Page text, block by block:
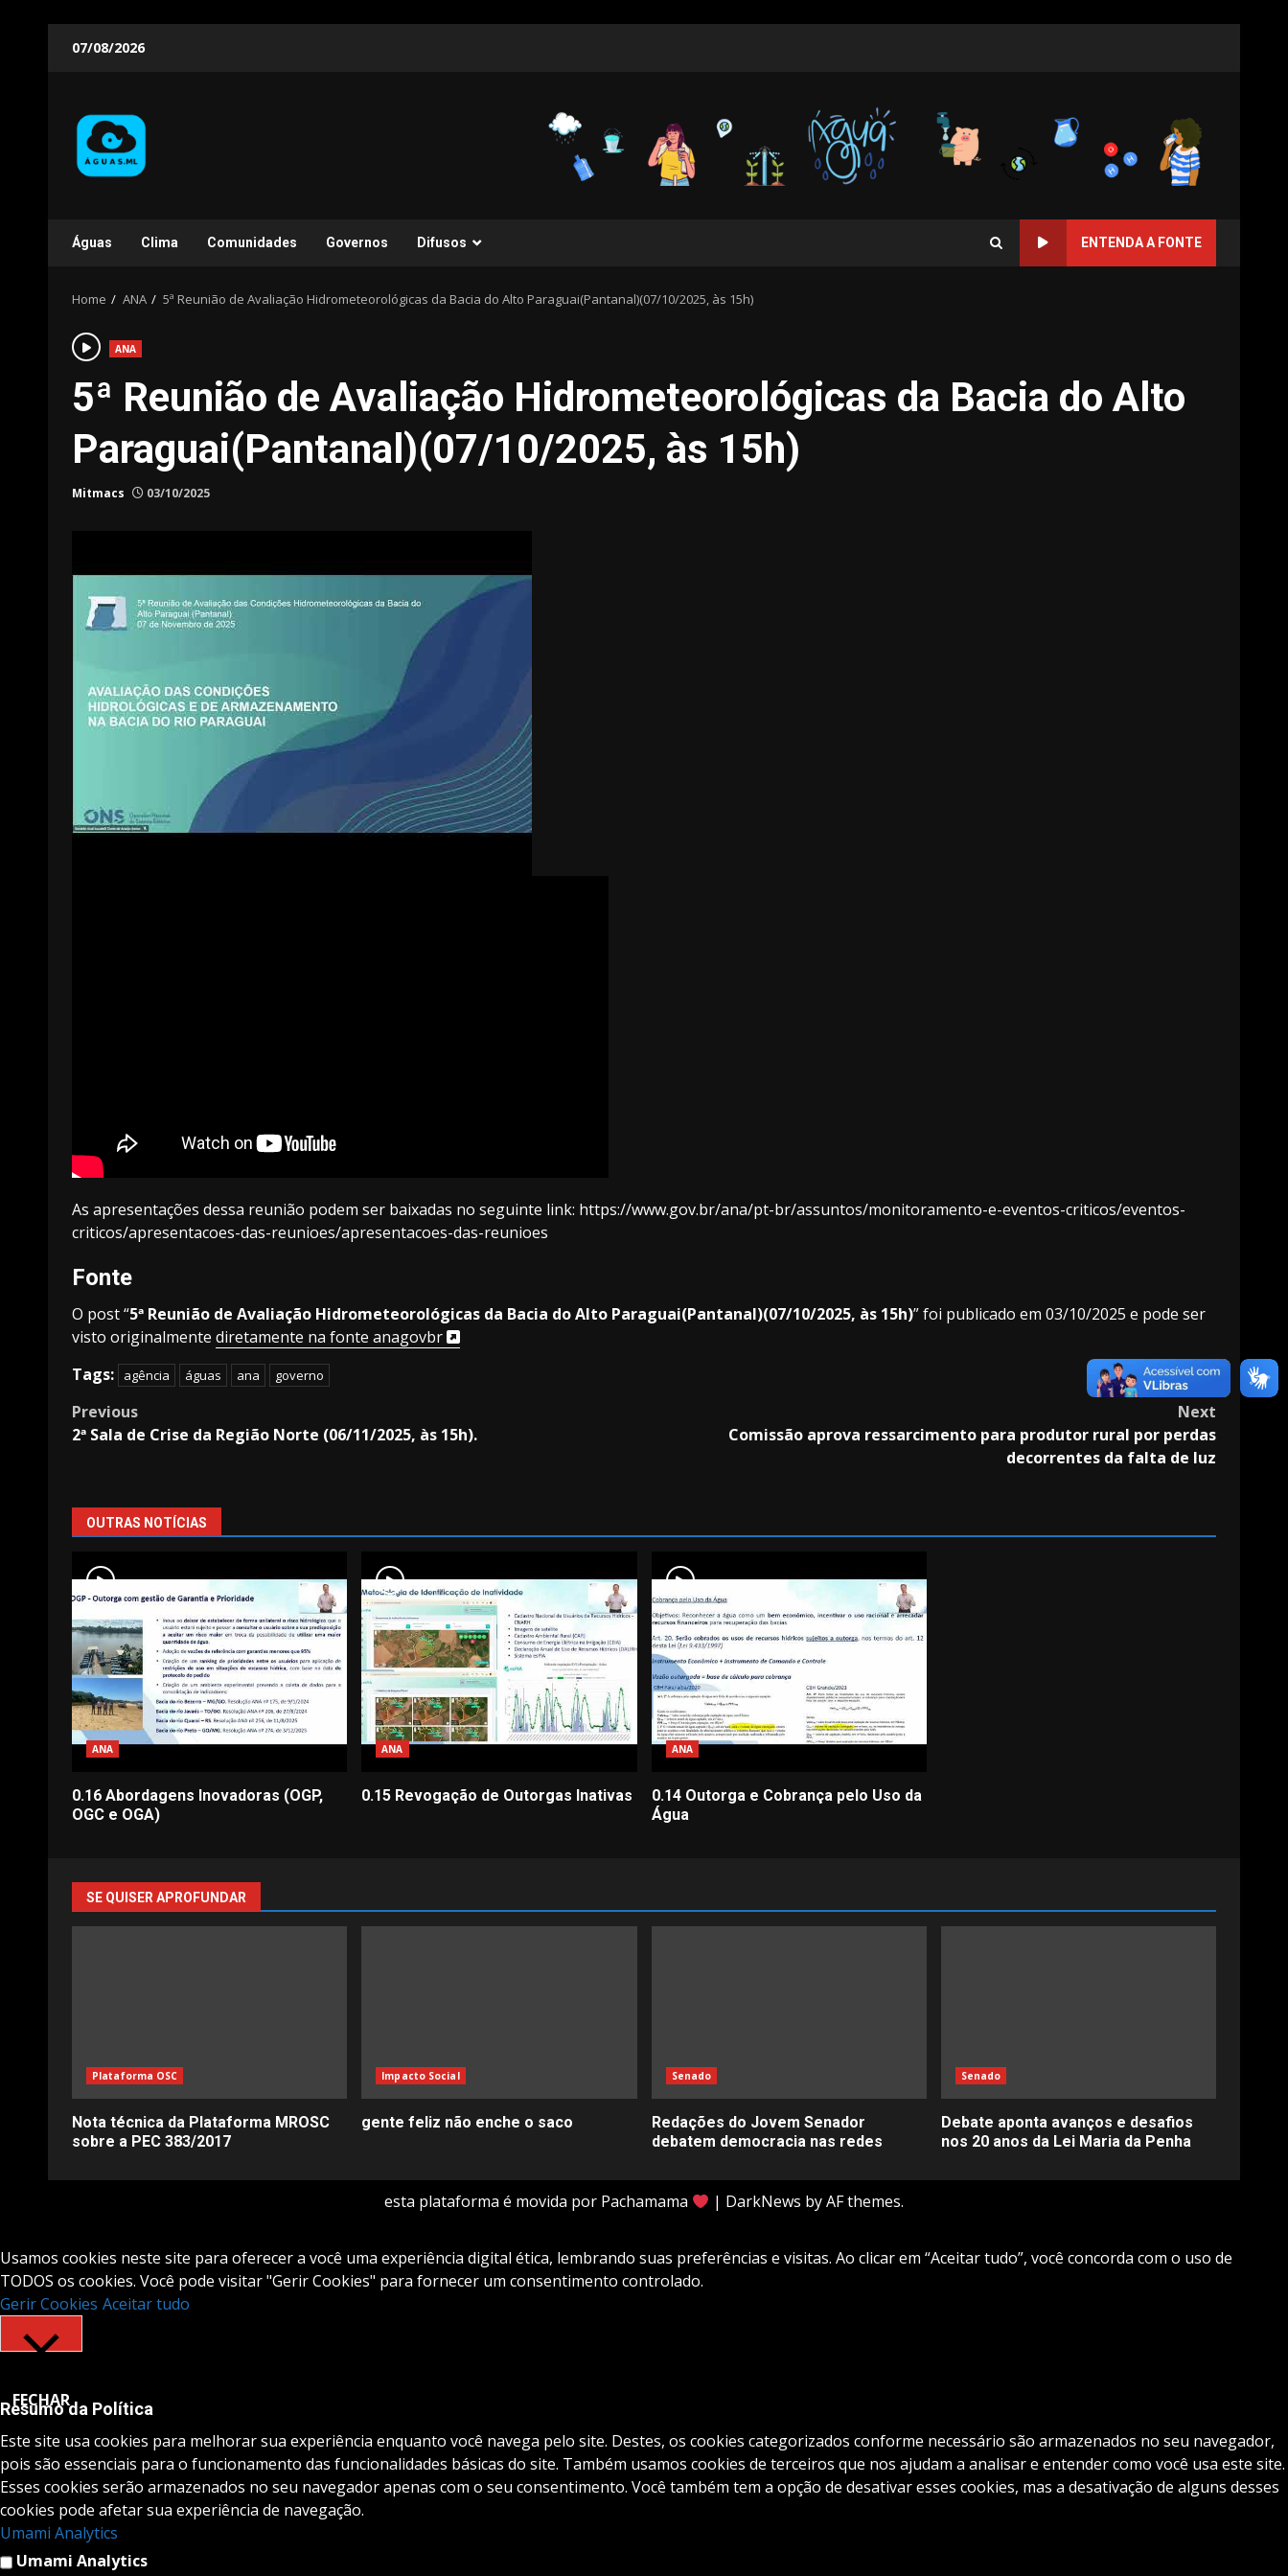
07/08/2026
Águas Clima Comunidades Governos Difusos ENTENDA A FONTE
Home ANA 5ª Reunião de Avaliação Hidrometeorológicas da Bacia do Alto Paraguai(Pantanal)(07/10/2025, às 15h)
ANA
5ª Reunião de Avaliação Hidrometeorológicas da Bacia do Alto
Paraguai(Pantanal)(07/10/2025, às 15h)
Mitmacs 03/10/2025
As apresentações dessa reunião podem ser baixadas no seguinte link: https://www.gov.br/ana/pt-br/assuntos/monitoramento-e-eventos-criticos/eventos-
criticos/apresentacoes-das-reunioes/apresentacoes-das-reunioes
Fonte
O post “5ª Reunião de Avaliação Hidrometeorológicas da Bacia do Alto Paraguai(Pantanal)(07/10/2025, às 15h)” foi publicado em 03/10/2025 e pode ser
visto originalmente diretamente na fonte anagovbr
Tags:
agência águas ana governo
Post
Previous
2ª Sala de Crise da Região Norte (06/11/2025, às 15h).
Next
Comissão aprova ressarcimento para produtor rural por perdas
decorrentes da falta de luz
OUTRAS NOTÍCIAS
ANA
0.16 Abordagens Inovadoras (OGP,
OGC e OGA)
ANA
0.15 Revogação de Outorgas Inativas
ANA
0.14 Outorga e Cobrança pelo Uso da
Água
SE QUISER APROFUNDAR
Plataforma OSC
Nota técnica da Plataforma MROSC
sobre a PEC 383/2017
Impacto Social
gente feliz não enche o saco
Senado
Redações do Jovem Senador
debatem democracia nas redes
Senado
Debate aponta avanços e desafios
nos 20 anos da Lei Maria da Penha
esta plataforma é movida por Pachamama | DarkNews by AF themes.
Usamos cookies neste site para oferecer a você uma experiência digital ética, lembrando suas preferências e visitas. Ao clicar em “Aceitar tudo”, você concorda com o uso de
TODOS os cookies. Você pode visitar "Gerir Cookies" para fornecer um consentimento controlado.
Gerir Cookies Aceitar tudo
FECHAR
Resumo da Política
Este site usa cookies para melhorar sua experiência enquanto você navega pelo site. Destes, os cookies categorizados conforme necessário são armazenados no seu navegador,
pois são essenciais para o funcionamento das funcionalidades básicas do site. Também usamos cookies de terceiros que nos ajudam a analisar e entender como você usa este site.
Esses cookies serão armazenados no seu navegador apenas com o seu consentimento. Você também tem a opção de desativar esses cookies, mas a desativação de alguns desses
cookies pode afetar sua experiência de navegação.
Umami Analytics
Umami Analytics